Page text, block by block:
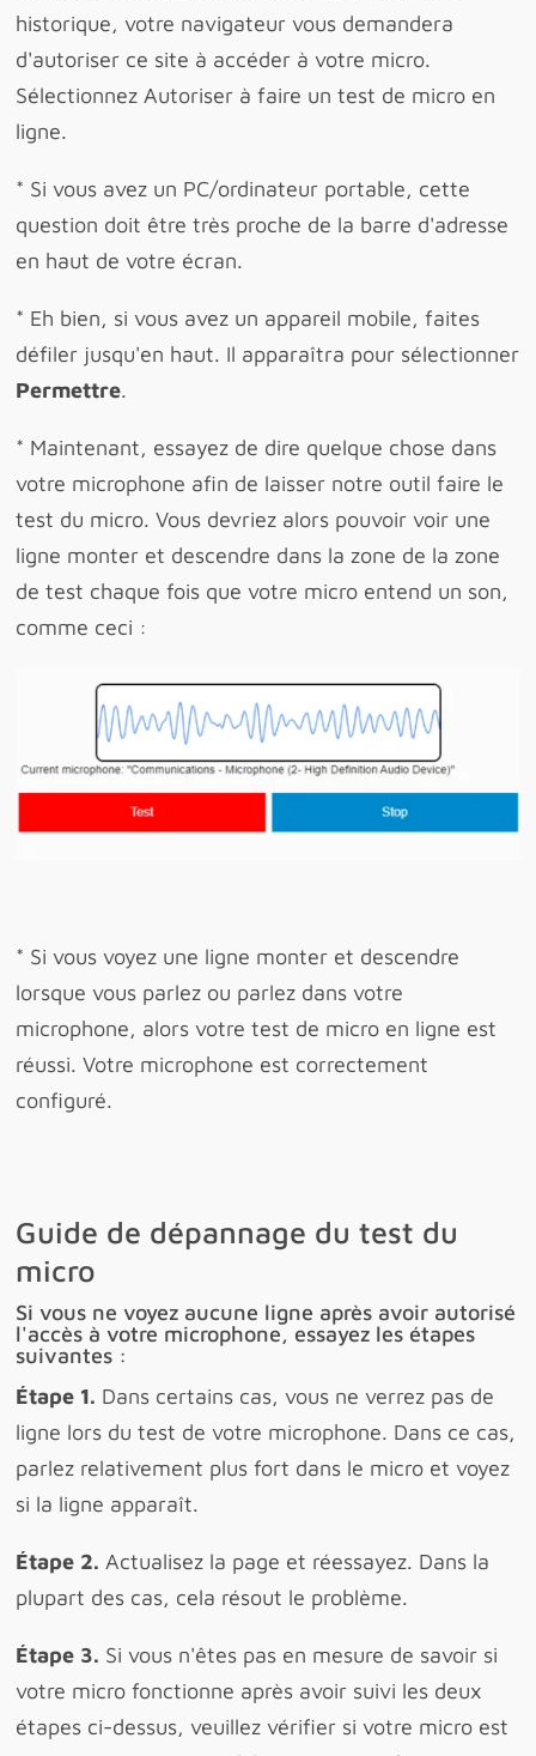
historique, votre navigateur vous demandera
d'autoriser ce site à accéder à votre micro.
Sélectionnez Autoriser à faire un test de micro en
ligne.
* Si vous avez un PC/ordinateur portable, cette
question doit être très proche de la barre d'adresse
en haut de votre écran.
* Eh bien, si vous avez un appareil mobile, faites
défiler jusqu'en haut. Il apparaîtra pour sélectionner
Permettre.
* Maintenant, essayez de dire quelque chose dans
votre microphone afin de laisser notre outil faire le
test du micro. Vous devriez alors pouvoir voir une
ligne monter et descendre dans la zone de la zone
de test chaque fois que votre micro entend un son,
comme ceci :
* Si vous voyez une ligne monter et descendre
lorsque vous parlez ou parlez dans votre
microphone, alors votre test de micro en ligne est
réussi. Votre microphone est correctement
configuré.
Guide de dépannage du test du
micro
Si vous ne voyez aucune ligne après avoir autorisé
l'accès à votre microphone, essayez les étapes
suivantes :
Étape 1. Dans certains cas, vous ne verrez pas de
ligne lors du test de votre microphone. Dans ce cas,
parlez relativement plus fort dans le micro et voyez
si la ligne apparaît.
Étape 2. Actualisez la page et réessayez. Dans la
plupart des cas, cela résout le problème.
Étape 3. Si vous n'êtes pas en mesure de savoir si
votre micro fonctionne après avoir suivi les deux
étapes ci-dessus, veuillez vérifier si votre micro est